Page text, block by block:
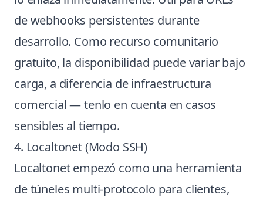
de webhooks persistentes durante
desarrollo. Como recurso comunitario
gratuito, la disponibilidad puede variar bajo
carga, a diferencia de infraestructura
comercial — tenlo en cuenta en casos
sensibles al tiempo.
4. Localtonet (Modo SSH)
Localtonet empezó como una herramienta
de túneles multi-protocolo para clientes,